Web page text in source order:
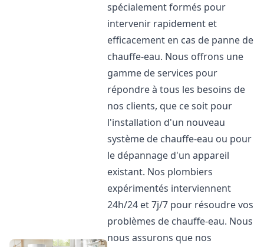
spécialement formés pour
intervenir rapidement et
efficacement en cas de panne de
chauffe-eau. Nous offrons une
gamme de services pour
répondre à tous les besoins de
nos clients, que ce soit pour
l'installation d'un nouveau
système de chauffe-eau ou pour
le dépannage d'un appareil
existant. Nos plombiers
expérimentés interviennent
24h/24 et 7j/7 pour résoudre vos
problèmes de chauffe-eau. Nous
nous assurons que nos